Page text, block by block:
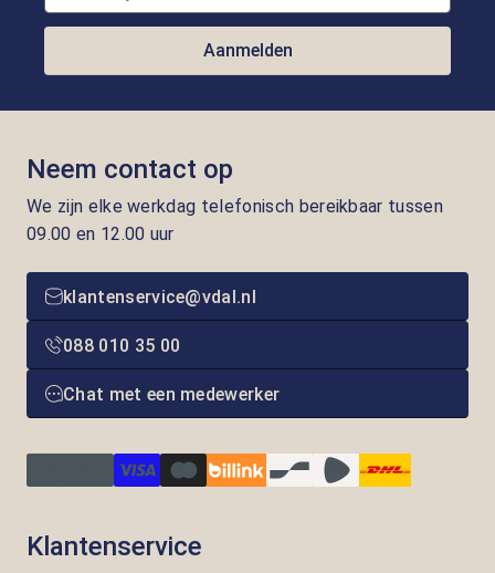
Aanmelden
Neem contact op
We zijn elke werkdag telefonisch bereikbaar tussen
09.00 en 12.00 uur
klantenservice@vdal.nl
088 010 35 00
Chat met een medewerker
Klantenservice